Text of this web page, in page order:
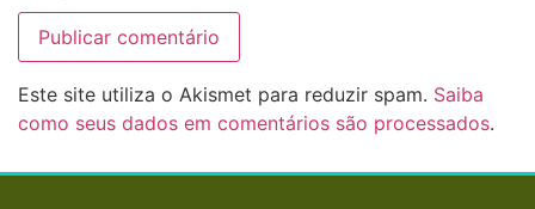
Este site utiliza o Akismet para reduzir spam. Saiba
como seus dados em comentários são processados.